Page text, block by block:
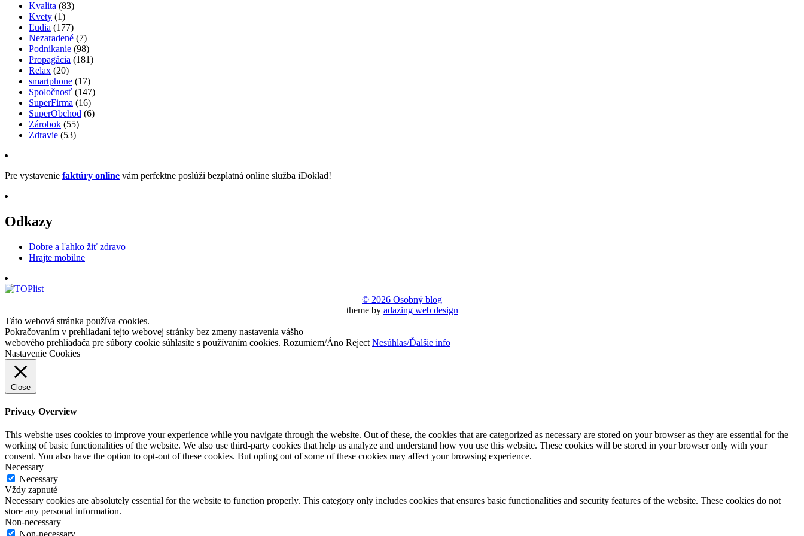
Kvalita (83)
Kvety (1)
Ľudia (177)
Nezaradené (7)
Podnikanie (98)
Propagácia (181)
Relax (20)
smartphone (17)
Spoločnosť (147)
SuperFirma (16)
SuperObchod (6)
Zárobok (55)
Zdravie (53)
Pre vystavenie faktúry online vám perfektne poslúži bezplatná online služba iDoklad!
Odkazy
Dobre a ľahko žiť zdravo
Hrajte mobilne
© 2026 Osobný blog
theme by adazing web design
Táto webová stránka používa cookies.
Pokračovaním v prehliadaní tejto webovej stránky bez zmeny nastavenia vášho
webového prehliadača pre súbory cookie súhlasíte s používaním cookies. Rozumiem/Áno Reject Nesúhlas/Ďalšie info
Nastavenie Cookies
Close
Privacy Overview
This website uses cookies to improve your experience while you navigate through the website. Out of these, the cookies that are categorized as necessary are stored on your browser as they are essential for the
working of basic functionalities of the website. We also use third-party cookies that help us analyze and understand how you use this website. These cookies will be stored in your browser only with your
consent. You also have the option to opt-out of these cookies. But opting out of some of these cookies may affect your browsing experience.
Necessary
Necessary
Vždy zapnuté
Necessary cookies are absolutely essential for the website to function properly. This category only includes cookies that ensures basic functionalities and security features of the website. These cookies do not
store any personal information.
Non-necessary